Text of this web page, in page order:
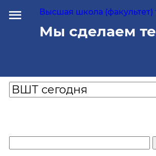
Высшая школа
Мы сделаем